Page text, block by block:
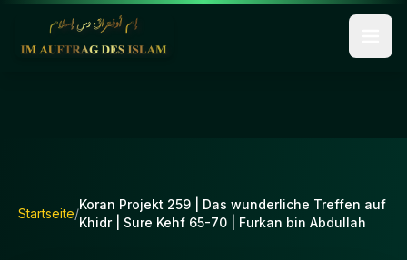
Startseite/
Koran Projekt 259 | Das wunderliche Treffen auf
Khidr | Sure Kehf 65-70 | Furkan bin Abdullah